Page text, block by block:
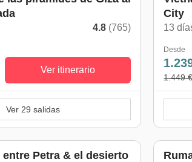
4.8 (765)
Ver itinerario
Ver 29 salidas
City
13
Desde
1.449 €
entre Petra & el desierto